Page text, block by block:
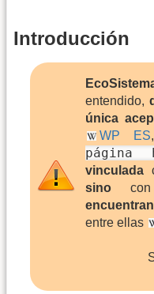
Introducción
entendido,
única
WP ES
página
vinculada
sino
encuentran
entre ellas